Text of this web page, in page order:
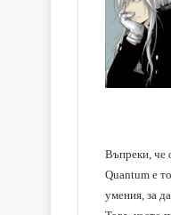
Въпреки, че
Quantum e
умения, за